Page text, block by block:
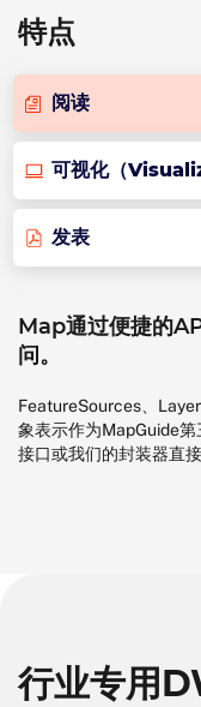
特点
阅读
可视化（
发表
Map通过便捷的
问。
FeatureSources、
象表示作为MapGuide
接口或我们的封装器直接
行业专用